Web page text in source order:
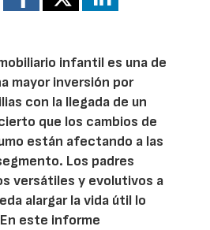
infantil es una de
mayor inversión por
con la llegada de un
que los cambios de
están afectando a las
Los padres
versátiles y evolutivos a
alargar la vida útil lo
este informe